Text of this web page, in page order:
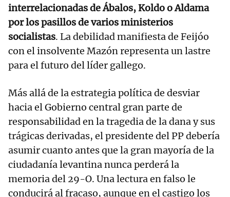
interrelacionadas de Ábalos, Koldo o Aldama
por los pasillos de varios ministerios
socialistas. La debilidad manifiesta de Feijóo
con el insolvente Mazón representa un lastre
para el futuro del líder gallego.
Más allá de la estrategia política de desviar
hacia el Gobierno central gran parte de
responsabilidad en la tragedia de la dana y sus
trágicas derivadas, el presidente del PP debería
asumir cuanto antes que la gran mayoría de la
ciudadanía levantina nunca perderá la
memoria del 29-O. Una lectura en falso le
conducirá al fracaso, aunque en el castigo los